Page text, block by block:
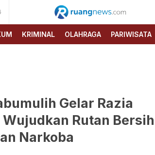
RUANG
NEWS
KRIMINAL OLAHRAGA PARIWISATA
Gelar Razia
Rutan Bersih
Narkoba